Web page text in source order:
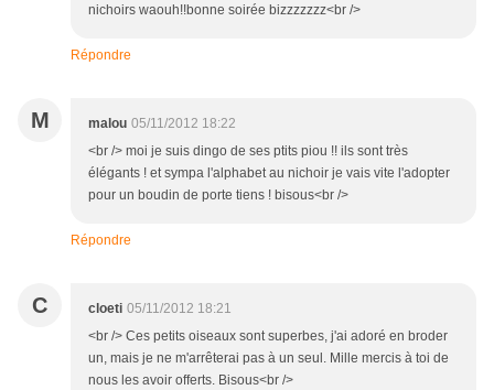
nichoirs waouh!!bonne soirée bizzzzzzz<br />
Répondre
M malou 05/11/2012 18:22
<br /> moi je suis dingo de ses ptits piou !! ils sont très
élégants ! et sympa l'alphabet au nichoir je vais vite l'adopter
pour un boudin de porte tiens ! bisous<br />
Répondre
C cloeti 05/11/2012 18:21
<br /> Ces petits oiseaux sont superbes, j'ai adoré en broder
un, mais je ne m'arrêterai pas à un seul. Mille mercis à toi de
nous les avoir offerts. Bisous<br />